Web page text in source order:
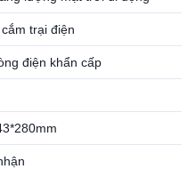
trại điện
điện khẩn cấp